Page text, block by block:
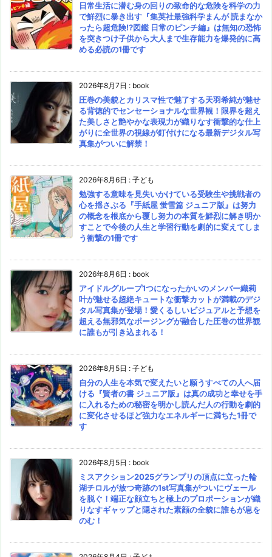
日常生活に潜む身の回りの致命的な危険を科学の力
で鮮烈に暴き出す『集英社最強科学まんが 読まなか
ったら超危険!?図鑑 日常のピンチ編』は無知の恐怖
を突きつけ子供から大人まで生存能力を爆発的に高
める必読の1冊です
2026年8月7日 : book
圧巻の美貌とカリスマ性で魅了する天羽希純が魅せ
る背徳的でセンセーショナルな世界観！限界を超え
た美しさと艶やかな表現力が織りなす衝撃的な仕上
がりに全世界の視線が釘付けになる最新デジタル写
真集がついに解禁！
2026年8月6日 : 子ども
勉強する意味を見失いかけている受験生や挑戦者の
心を揺さぶる『手紙屋 蛍雪篇 ジュニア版』は努力
の概念を根底から覆し努力の本質を鮮烈に解き明か
すことで今後の人生と学習行動を劇的に変えてしま
う衝撃の1冊です
2026年8月6日 : book
アイドルグループ1つになったかいのメンバー織莉
叶が魅せる超絶キュートな衝撃カットが満載のデジ
タル写真集が登場！愛くるしいビジュアルと予想を
超える無邪気なポージングが融合した圧巻の世界観
に誰もが引き込まれる！
2026年8月5日 : 子ども
自分の人生を本気で変えたいと願うすべての人へ届
ける『賢者の書 ジュニア版』は真の成功と幸せを手
に入れるための秘密を明かし読んだ人の行動を劇的
に変化させるほど強力なエネルギーに満ちた1冊で
す
2026年8月5日 : book
ミスアクション2025グランプリの頂点に立った輪
湖チロルが放つ奇跡の1st写真集がついにヴェール
を脱ぐ！端正な顔立ちと極上のプロポーションが織
りなすギャップと隠された素顔の全貌に誰もが息を
のむ！